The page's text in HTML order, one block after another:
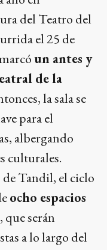
del Teatro del
el 25 de
un antes y
de la
la sala se
para el
albergando
culturales.
Tandil, el ciclo
ocho espacios
, que serán
a lo largo del